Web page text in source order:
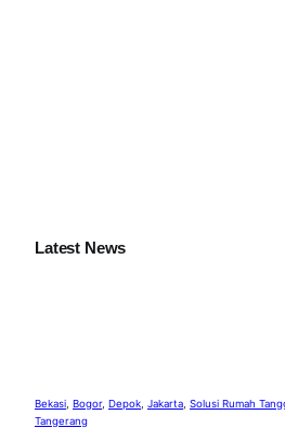
Latest News
Bekasi Bogor, Depok Jakarta Solusi Rumah
Tangerang